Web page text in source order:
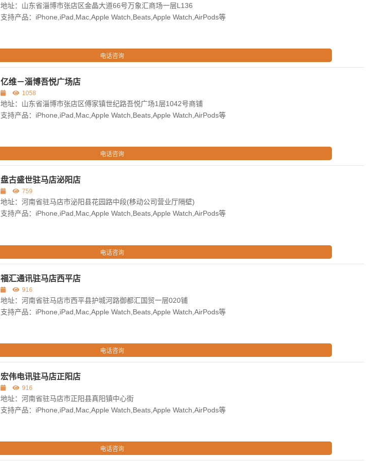
地址：山东省淄博市张店区金晶大道66号万象汇商场一层L136
支持产品：iPhone,iPad,Mac,Apple Watch,Beats,Apple Watch,AirPods等
电话咨询
亿维－淄博吾悦广场店
1058
地址：山东省淄博市张店区傅家镇世纪路吾悦广场1层1042号商铺
支持产品：iPhone,iPad,Mac,Apple Watch,Beats,Apple Watch,AirPods等
电话咨询
盘古盛世驻马店泌阳店
759
地址：河南省驻马店市泌阳县花园路中段(移动公司营业厅隔壁)
支持产品：iPhone,iPad,Mac,Apple Watch,Beats,Apple Watch,AirPods等
电话咨询
福汇通讯驻马店西平店
916
地址：河南省驻马店市西平县护城河路御都汇国贸一层020铺
支持产品：iPhone,iPad,Mac,Apple Watch,Beats,Apple Watch,AirPods等
电话咨询
宏伟电讯驻马店正阳店
916
地址：河南省驻马店市正阳县真阳镇中心街
支持产品：iPhone,iPad,Mac,Apple Watch,Beats,Apple Watch,AirPods等
电话咨询